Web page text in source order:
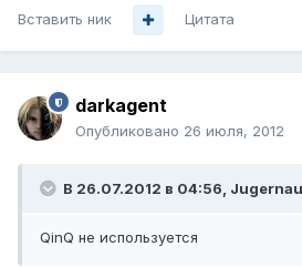
Вставить ник Цитата
darkagent
Опубликовано 26 июля, 2012
В 26.07.2012 в 04:56,
QinQ не используется